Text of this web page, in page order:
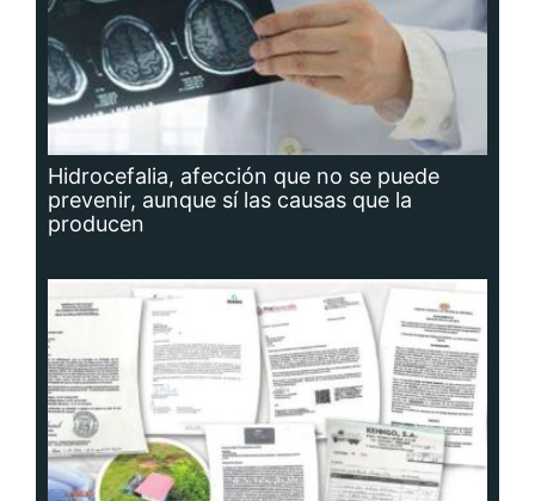
Hidrocefalia, afección que no se puede
prevenir, aunque sí las causas que la
producen